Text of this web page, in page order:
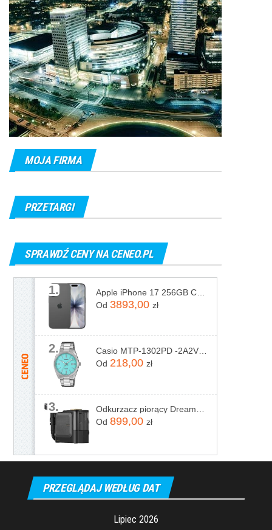
MOJA FIRMA
PRZETARGI
SPRAWDŹ CENY NA CENEO.PL
1.
Apple iPhone 17 256GB Czarny
Od 3893,00 zł
2.
Casio MTP-1302PD -2A2VEF
Od 218,00 zł
3.
Odkurzacz piorący Dreame N20 Steam Czarny
Od 899,00 zł
PRZEGLĄDAJ WEDŁUG DAT
Lipiec 2026